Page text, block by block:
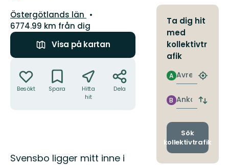
Län:
Östergötlands län
6774.99 km från dig
Visa på kartan
Besökt Spara
Hitta
hit
Dela
Beskrivning
Svensbo ligger mitt inne i
Ta dig hit
med
kollektivtr
afik
Avresa
A
Hitta
Ankomst
B
Byt
och
Sök
kollektivtrafik